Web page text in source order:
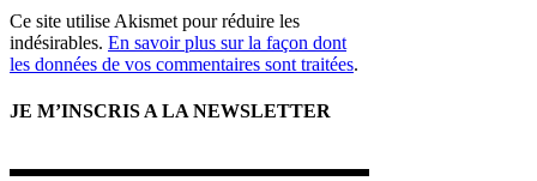
Ce site utilise Akismet pour réduire les
indésirables. En savoir plus sur la façon dont
les données de vos commentaires sont traitées.
JE M’INSCRIS A LA NEWSLETTER